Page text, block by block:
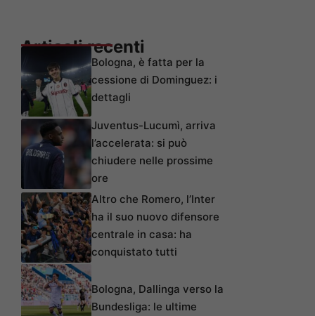
Articoli recenti
Bologna, è fatta per la
cessione di Dominguez: i
dettagli
Juventus-Lucumì, arriva
l’accelerata: si può
chiudere nelle prossime
ore
Altro che Romero, l’Inter
ha il suo nuovo difensore
centrale in casa: ha
conquistato tutti
Bologna, Dallinga verso la
Bundesliga: le ultime